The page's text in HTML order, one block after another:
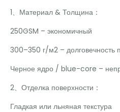
1、Материал & Толщина：
250GSM – экономичный
300–350 г/м2 – долговечность
Черное ядро / blue-core –
2、Отделка поверхности：
Гладкая или льняная текстура